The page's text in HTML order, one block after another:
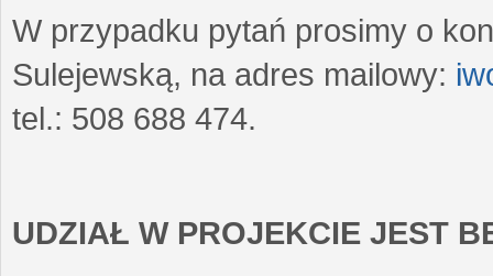
W przypadku pytań prosimy o
Sulejewską, na adres mailowy:
tel.: 508 688 474.
UDZIAŁ W PROJEKCIE JEST